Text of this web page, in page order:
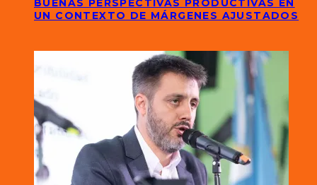
BUENAS PERSPECTIVAS PRODUCTIVAS EN
UN CONTEXTO DE MÁRGENES AJUSTADOS